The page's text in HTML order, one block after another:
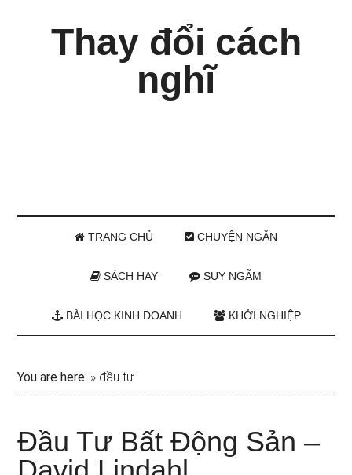
Thay đổi cách
nghĩ
TRANG CHỦ CHUYỆN NGẮN
SÁCH HAY SUY NGẪM
BÀI HỌC KINH DOANH KHỞI NGHIỆP
You are here: » đầu tư
Đầu Tư Bất Động Sản –